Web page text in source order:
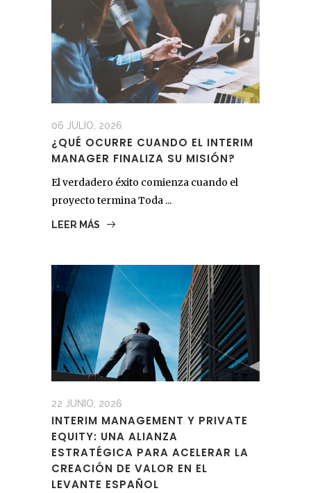
06 JULIO, 2026
¿QUÉ OCURRE CUANDO EL INTERIM
MANAGER FINALIZA SU MISIÓN?
El verdadero éxito comienza cuando el
proyecto termina Toda ...
LEER MÁS
22 JUNIO, 2026
INTERIM MANAGEMENT Y PRIVATE
EQUITY: UNA ALIANZA
ESTRATÉGICA PARA ACELERAR LA
CREACIÓN DE VALOR EN EL
LEVANTE ESPAÑOL